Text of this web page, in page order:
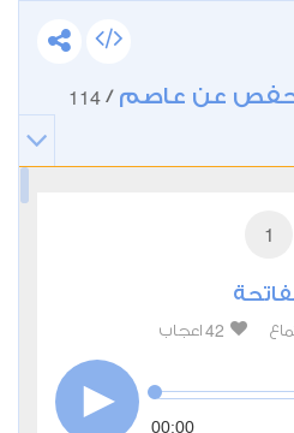
حفص عن عاصم /
114
1
42 اعجاب
00:00